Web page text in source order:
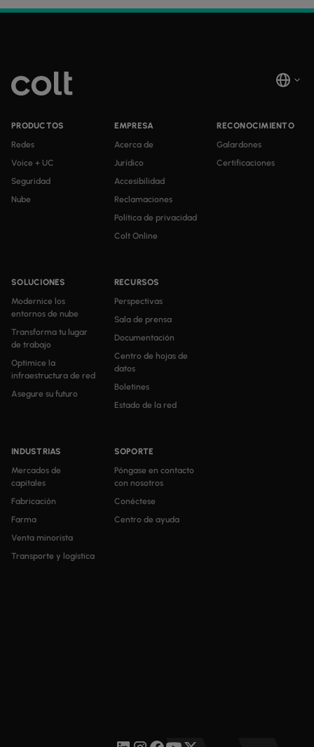
PRODUCTOS
Redes
Voice + UC
Seguridad
Nube
SOLUCIONES
Modernice los
entornos de nube
Transforma tu lugar
de trabajo
Optimice la
infraestructura de red
Asegure su futuro
INDUSTRIAS
Mercados de
capitales
Fabricación
Farma
Venta minorista
Transporte y logística
RECURSOS
Perspectivas
Sala de prensa
Documentación
Centro de hojas de
datos
Boletines
Estado de la red
EMPRESA
Acerca de
Jurídico
Accesibilidad
Reclamaciones
Política de privacidad
Colt Online
SOPORTE
Póngase en contacto
con nosotros
Conéctese
Centro de ayuda
RECONOCIMIENTO
Galardones
Certificaciones